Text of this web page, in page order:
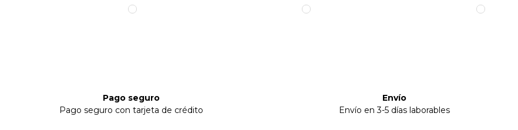
1
1
1
Pago seguro
Pago seguro con tarjeta de crédito
Envío
Envío en 3-5 días laborables